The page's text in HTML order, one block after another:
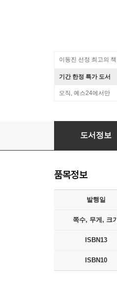
이동진 선정 최고의 책
기간 한정 특가 도서
오직, 예스24에서만
시내망 경쟁
도서정보
품목정보
발행일
쪽수, 무게, 크기
ISBN13
ISBN10